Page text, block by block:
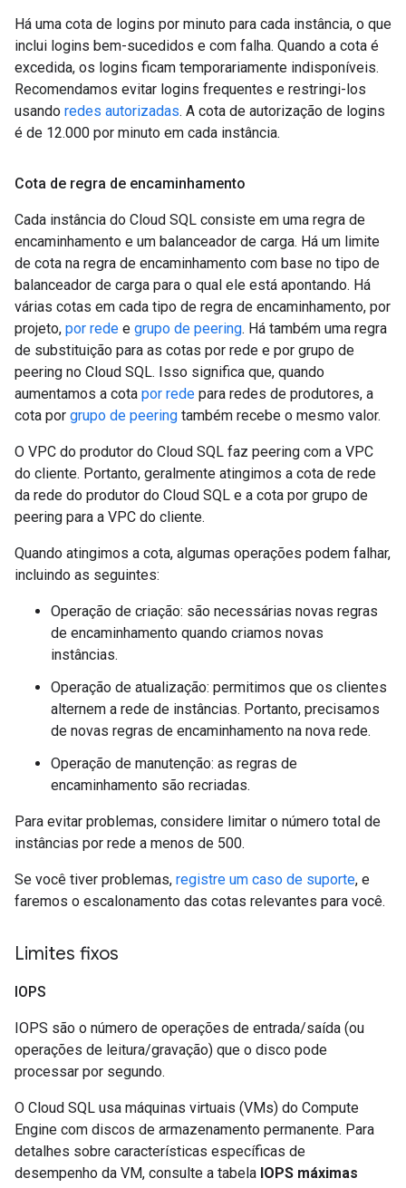
Há uma cota de logins por minuto para cada instância, o que
inclui logins bem-sucedidos e com falha. Quando a cota é
excedida, os logins ficam temporariamente indisponíveis.
Recomendamos evitar logins frequentes e restringi-los
usando redes autorizadas. A cota de autorização de logins
é de 12.000 por minuto em cada instância.
Cota de regra de encaminhamento
Cada instância do Cloud SQL consiste em uma regra de
encaminhamento e um balanceador de carga. Há um limite
de cota na regra de encaminhamento com base no tipo de
balanceador de carga para o qual ele está apontando. Há
várias cotas em cada tipo de regra de encaminhamento, por
projeto, por rede e grupo de peering. Há também uma regra
de substituição para as cotas por rede e por grupo de
peering no Cloud SQL. Isso significa que, quando
aumentamos a cota por rede para redes de produtores, a
cota por grupo de peering também recebe o mesmo valor.
O VPC do produtor do Cloud SQL faz peering com a VPC
do cliente. Portanto, geralmente atingimos a cota de rede
da rede do produtor do Cloud SQL e a cota por grupo de
peering para a VPC do cliente.
Quando atingimos a cota, algumas operações podem falhar,
incluindo as seguintes:
Operação de criação: são necessárias novas regras
de encaminhamento quando criamos novas
instâncias.
Operação de atualização: permitimos que os clientes
alternem a rede de instâncias. Portanto, precisamos
de novas regras de encaminhamento na nova rede.
Operação de manutenção: as regras de
encaminhamento são recriadas.
Para evitar problemas, considere limitar o número total de
instâncias por rede a menos de 500.
Se você tiver problemas, registre um caso de suporte, e
faremos o escalonamento das cotas relevantes para você.
Limites fixos
IOPS
IOPS são o número de operações de entrada/saída (ou
operações de leitura/gravação) que o disco pode
processar por segundo.
O Cloud SQL usa máquinas virtuais (VMs) do Compute
Engine com discos de armazenamento permanente. Para
detalhes sobre características específicas de
desempenho da VM, consulte a tabela IOPS máximas